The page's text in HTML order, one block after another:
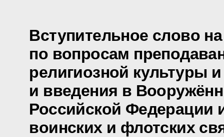
Вступительное слово
по вопросам
религиозной культуры
и введения в
Российской Федерации
воинских и флотских